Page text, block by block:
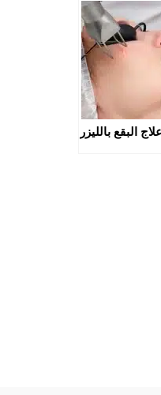
علاج البقع بالليزر